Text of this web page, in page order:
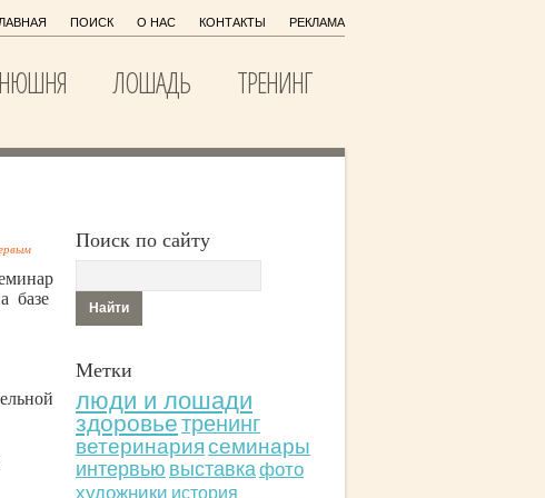
ПОИСК О НАС КОНТАКТЫ РЕКЛАМА
ЛОШАДЬ ТРЕНИНГ
базе
Поиск по сайту
Метки
люди и лошади
здоровьетренинг
ветеринариясеминары
интервью выставкафото
художники история